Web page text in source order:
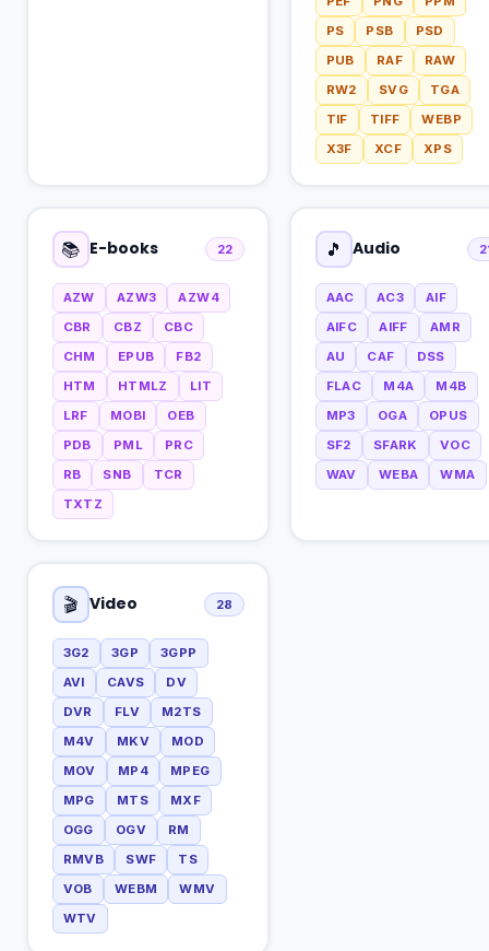
PS
PSB
PSD
PUB
RAF
RAW
RW2
SVG
TGA
TIF
TIFF
WEBP
X3F
XCF XPS
📚 E-books 22
AZW AZW3
AZW4
CBR
CBZ
CBC
CHM
EPUB
FB2
HTM
HTMLZ
LIT
LRF
MOBI
OEB
PDB
PML
PRC
RB
SNB
TCR
TXTZ
🎵 Audio
AAC AC3
AIF
AIFC
AIFF
AMR
AU
CAF
DSS
FLAC
M4A
M4B
MP3
OGA
OPUS
SF2
SFARK
VOC
WAV
WEBA WMA
🎬 Video 28
3G2 3GP
3GPP
AVI
CAVS
DV
DVR
FLV
M2TS
M4V
MKV
MOD
MOV
MP4
MPEG
MPG
MTS
MXF
OGG
OGV
RM
RMVB
SWF
TS
VOB
WEBM
WMV
WTV